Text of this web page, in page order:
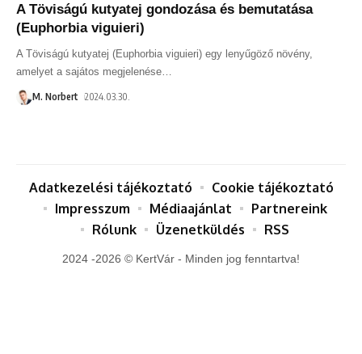
A Töviságú kutyatej gondozása és bemutatása
(Euphorbia viguieri)
A Töviságú kutyatej (Euphorbia viguieri) egy lenyűgöző növény,
amelyet a sajátos megjelenése
M. Norbert 2024.03.30.
2024 -2026 © KertVár - Minden jog fenntartva!
Adatkezelési tájékoztató
Cookie tájékoztató
Impresszum
Médiaajánlat
Partnereink
Rólunk
Üzenetküldés RSS